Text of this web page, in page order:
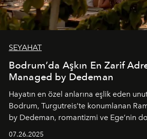
SEYAHAT
Bodrum’da Aşkın En Zarif
Managed by Dedeman
Hayatın en özel anlarına eşlik eden
Bodrum, Turgutreis’te konumlanan
by Dedeman, romantizmi ve Ege’nin
07.26.2025